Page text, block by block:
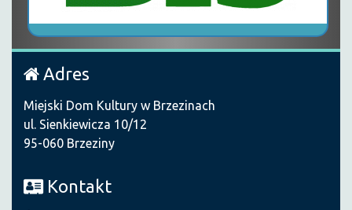
Adres
Miejski Dom Kultury w Brzezinach
ul. Sienkiewicza 10/12
95-060 Brzeziny
Kontakt